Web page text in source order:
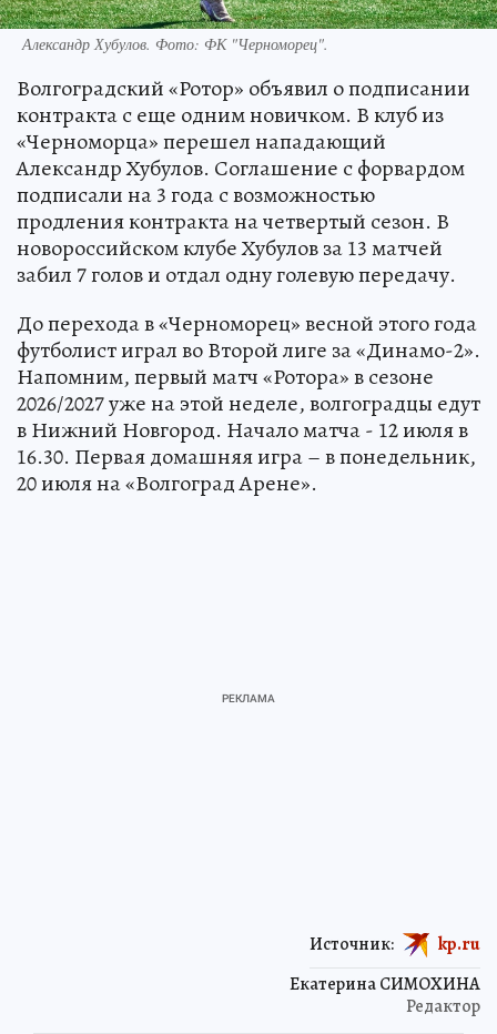
Александр Хубулов. Фото: ФК "Черноморец".
Волгоградский «Ротор» объявил о подписании
контракта с еще одним новичком. В клуб из
«Черноморца» перешел нападающий
Александр Хубулов. Соглашение с форвардом
подписали на 3 года с возможностью
продления контракта на четвертый сезон. В
новороссийском клубе Хубулов за 13 матчей
забил 7 голов и отдал одну голевую передачу.
До перехода в «Черноморец» весной этого года
футболист играл во Второй лиге за «Динамо-2».
Напомним, первый матч «Ротора» в сезоне
2026/2027 уже на этой неделе, волгоградцы едут
в Нижний Новгород. Начало матча - 12 июля в
16.30. Первая домашняя игра – в понедельник,
20 июля на «Волгоград Арене».
Екатерина СИМОХИНА
Редактор
Источник: kp.ru